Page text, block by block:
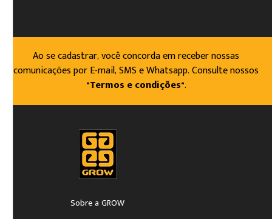
Ao se cadastrar, você concorda em receber nossas
comunicações por E-mail, SMS e Whatsapp. Consulte nossos
"Termos e condições".
Sobre a GROW